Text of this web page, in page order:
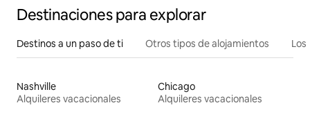
Destinaciones para explorar
Destinos a un paso de ti Otros tipos de alojamientos
Nashville
Alquileres vacacionales
Chicago
Alquileres vacacionales